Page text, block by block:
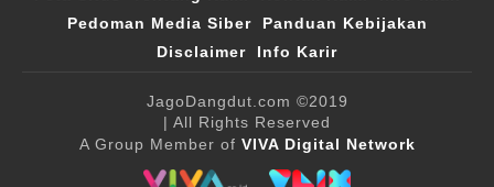
Pedoman Media Siber
Panduan Kebijakan
Disclaimer
Info Karir
JagoDangdut.com ©2019
| All Rights Reserved
A Group Member of VIVA Digital Network